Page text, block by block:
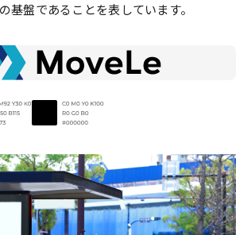
基盤であることを表しています。